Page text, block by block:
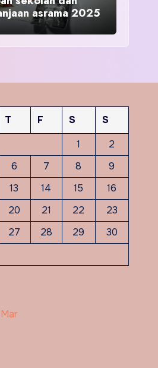
asrama 2025
T F S
S
1
2
6 7 8
9
13 14 15
16
20 21 22
23
27 28 29
30